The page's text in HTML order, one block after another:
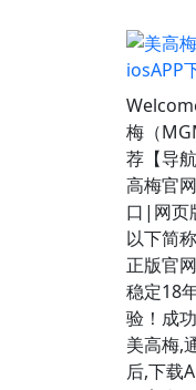
梅（
荐【导
高梅官
口|网页
以下简
正版官
稳定18
验！成
美高梅,
后,下载